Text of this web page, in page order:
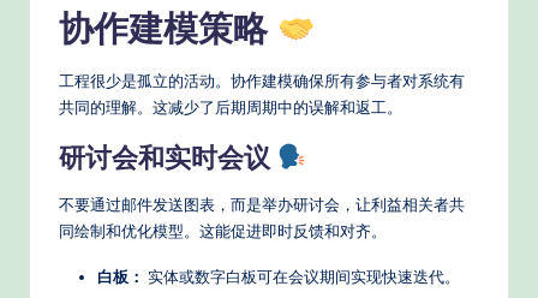
协作建模策略
工程很少是孤立的活动。协作建模确保所有参与者对系统有
共同的理解。这减少了后期周期中的误解和返工。
研讨会和实时会议
不要通过邮件发送图表，而是举办研讨会，让利益相关者共
同绘制和优化模型。这能促进即时反馈和对齐。
白板： 实体或数字白板可在会议期间实现快速迭代。